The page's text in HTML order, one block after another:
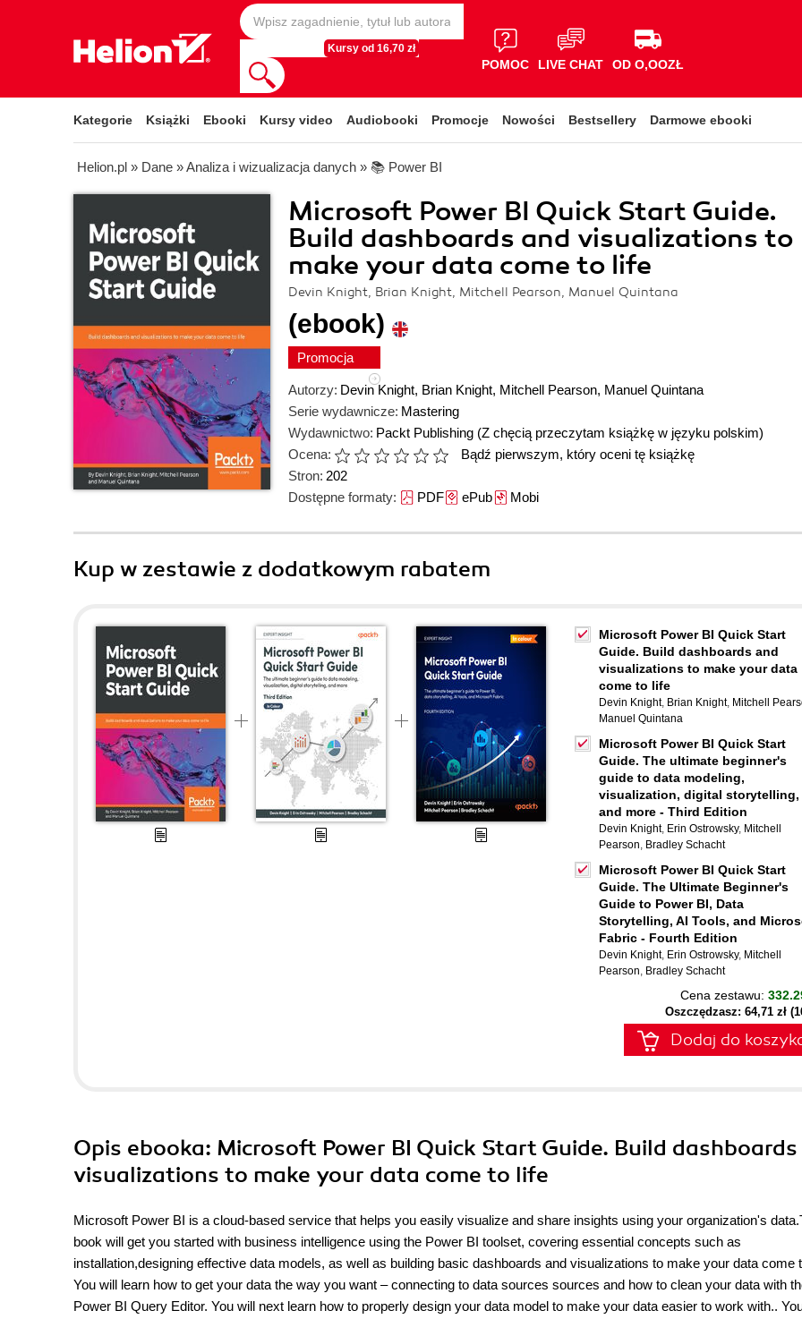
Kursy od 16,70 zł
POMOC LIVE CHAT OD O,OOZŁ
Kategorie Książki Ebooki Kursy video Audiobooki Promocje Nowości Bestsellery Darmowe ebooki
Helion.pl » Dane »Analiza i wizualizacja danych » 📚 Power BI
Microsoft Power BI Quick Start Guide.
Build dashboards and visualizations to
make your data come to life
Devin Knight, Brian Knight, Mitchell Pearson, Manuel Quintana
(ebook)
Promocja
Autorzy: Devin Knight, Brian Knight, Mitchell Pearson, Manuel Quintana
Serie wydawnicze: Mastering
Wydawnictwo: Packt Publishing (Z chęcią przeczytam książkę w języku polskim)
Ocena:
Bądź pierwszym, który oceni tę książkę
Stron: 202
Dostępne formaty: PDFePubMobi
Kup w zestawie z dodatkowym rabatem
Microsoft Power BI Quick Start
Guide. Build dashboards and
visualizations to make your data
come to life
Devin Knight, Brian Knight, Mitchell
Manuel Quintana
Microsoft Power BI Quick Start
Guide. The ultimate beginner's
guide to data modeling,
visualization, digital storytelling,
and more - Third Edition
Devin Knight, Erin Ostrowsky, Mitchell
Pearson, Bradley Schacht
Microsoft Power BI Quick Start
Guide. The Ultimate Beginner's
Guide to Power BI, Data
Storytelling, AI Tools, and
Fabric - Fourth Edition
Devin Knight, Erin Ostrowsky, Mitchell
Pearson, Bradley Schacht
Cena zestawu:
Oszczędzasz: 64,71 zł
Dodaj do
Opis ebooka: Microsoft Power BI Quick Start Guide. Build dashboards
visualizations to make your data come to life
Microsoft Power BI is a cloud-based service that helps you easily visualize and share insights using your organization's
book will get you started with business intelligence using the Power BI toolset, covering essential concepts such as
installation,designing effective data models, as well as building basic dashboards and visualizations to make your data come
You will learn how to get your data the way you want – connecting to data sources sources and how to clean your data with
Power BI Query Editor. You will next learn how to properly design your data model to make your data easier to work with..